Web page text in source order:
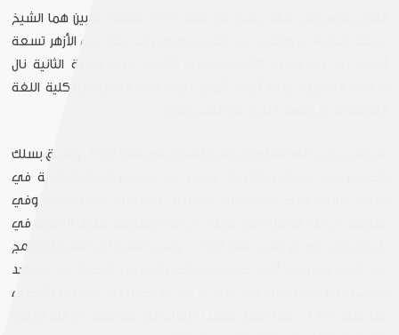
التحق بالأزهر في شهر نيسان من سنة 1937، بصحبة طالبين هما الشيخ
جمعة السلوادي والشيخ جبر العين يبرودي، وقد بقي في الأزهر تسعة
أعوام، نال في السنة الأولى شهادة الأهلية، وفي السنة الثانية نال
شهادة العالمية، وبعد أربعة أعوام نال شهادة العالية من كلية اللغة
عاد الشيخ فتح الله السلوادي إلى فلسطين في سنة 1945، والتحق بسلك
التدريس في المدارس الثانوية، فدرَّس في مدارس الرملة الثانوية في
مدينة الرملة، وفي المدرستَين، الرشيدية والعمرية في القدس، وفي
مدرسة رام الله الثانوية في مدينة رام الله، ومدرسة سلواد الثانوية في
بلدة سلواد، إلى أن تقاعد سنة 1982. وعمل الشيخ أيضاً مقدماً للبرامج
في إذاعة عمّان منذ أواخر خمسينيات القرن الماضي، وخطيباً في مساجد
محافظة رام الله والبيرة منذ سنة 1967، ثمَّ خطيباً في المسجد الأقصى